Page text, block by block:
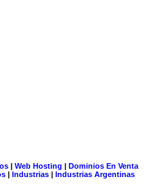
| Web Hosting | Dominios En Venta
| Industrias | Industrias Argentinas